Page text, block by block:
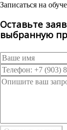
Записаться на
Оставьте
выбранную